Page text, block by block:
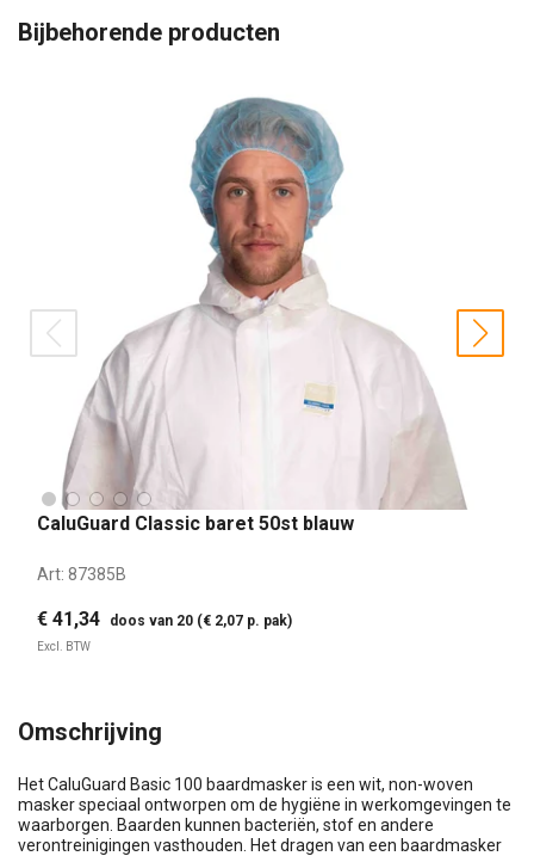
Bijbehorende producten
CaluGuard Classic baret 50st blauw
Art: 87385B
€ 41,34 doos van 20 (€ 2,07 p. pak)
Excl. BTW
prev next
Omschrijving
Het CaluGuard Basic 100 baardmasker is een wit, non-woven
masker speciaal ontworpen om de hygiëne in werkomgevingen te
waarborgen. Baarden kunnen bacteriën, stof en andere
verontreinigingen vasthouden. Het dragen van een baardmasker